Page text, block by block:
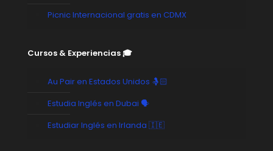
Picnic Internacional gratis en CDMX
Cursos & Experiencias 🎓
Au Pair en Estados Unidos 🤱🏻
Estudia Inglés en Dubai 🗣️
Estudiar Inglés en Irlanda 🇮🇪